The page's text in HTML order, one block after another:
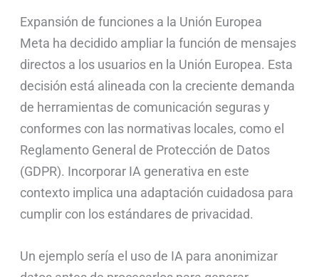
Expansión de funciones a la Unión Europea
Meta ha decidido ampliar la función de mensajes
directos a los usuarios en la Unión Europea. Esta
decisión está alineada con la creciente demanda
de herramientas de comunicación seguras y
conformes con las normativas locales, como el
Reglamento General de Protección de Datos
(GDPR). Incorporar IA generativa en este
contexto implica una adaptación cuidadosa para
cumplir con los estándares de privacidad.
Un ejemplo sería el uso de IA para anonimizar